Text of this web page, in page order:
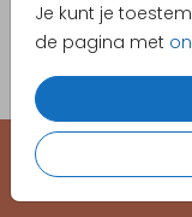
Je kunt je
de pagina met